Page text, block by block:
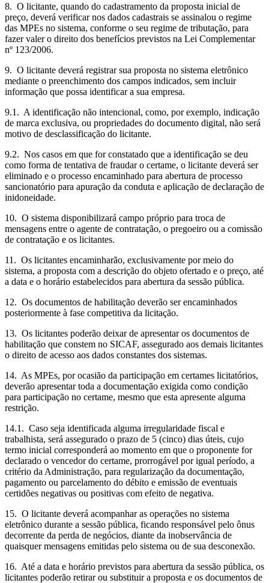
8. O licitante, quando do cadastramento da proposta inicial de
preço, deverá verificar nos dados cadastrais se assinalou o regime
das MPEs no sistema, conforme o seu regime de tributação, para
fazer valer o direito dos benefícios previstos na Lei Complementar
nº 123/2006.
9. O licitante deverá registrar sua proposta no sistema eletrônico
mediante o preenchimento dos campos indicados, sem incluir
informação que possa identificar a sua empresa.
9.1. A identificação não intencional, como, por exemplo, indicação
de marca exclusiva, ou propriedades do documento digital, não será
motivo de desclassificação do licitante.
9.2. Nos casos em que for constatado que a identificação se deu
como forma de tentativa de fraudar o certame, o licitante deverá ser
eliminado e o processo encaminhado para abertura de processo
sancionatório para apuração da conduta e aplicação de declaração de
inidoneidade.
10. O sistema disponibilizará campo próprio para troca de
mensagens entre o agente de contratação, o pregoeiro ou a comissão
de contratação e os licitantes.
11. Os licitantes encaminharão, exclusivamente por meio do
sistema, a proposta com a descrição do objeto ofertado e o preço, até
a data e o horário estabelecidos para abertura da sessão pública.
12. Os documentos de habilitação deverão ser encaminhados
posteriormente à fase competitiva da licitação.
13. Os licitantes poderão deixar de apresentar os documentos de
habilitação que constem no SICAF, assegurado aos demais licitantes
o direito de acesso aos dados constantes dos sistemas.
14. As MPEs, por ocasião da participação em certames licitatórios,
deverão apresentar toda a documentação exigida como condição
para participação no certame, mesmo que esta apresente alguma
restrição.
14.1. Caso seja identificada alguma irregularidade fiscal e
trabalhista, será assegurado o prazo de 5 (cinco) dias úteis, cujo
termo inicial corresponderá ao momento em que o proponente for
declarado o vencedor do certame, prorrogável por igual período, a
critério da Administração, para regularização da documentação,
pagamento ou parcelamento do débito e emissão de eventuais
certidões negativas ou positivas com efeito de negativa.
15. O licitante deverá acompanhar as operações no sistema
eletrônico durante a sessão pública, ficando responsável pelo ônus
decorrente da perda de negócios, diante da inobservância de
quaisquer mensagens emitidas pelo sistema ou de sua desconexão.
16. Até a data e horário previstos para abertura da sessão pública, os
licitantes poderão retirar ou substituir a proposta e os documentos de